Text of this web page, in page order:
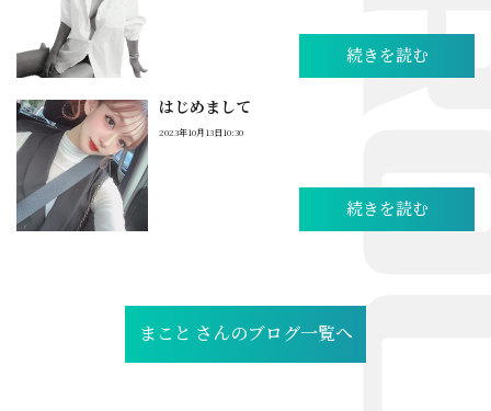
続きを読む
はじめまして
2023年10月13日10:30
続きを読む
まこと さんのブログ一覧へ